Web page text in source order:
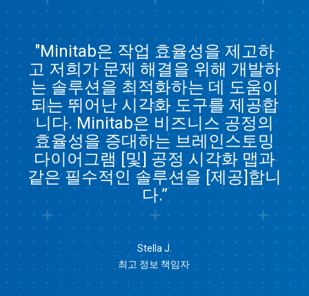
"Minitab은 작업 효율성을 제고하
고 저희가 문제 해결을 위해 개발하
는 솔루션을 최적화하는 데 도움이
되는 뛰어난 시각화 도구를 제공합
니다. Minitab은 비즈니스 공정의
효율성을 증대하는 브레인스토밍
다이어그램 [및] 공정 시각화 맵과
같은 필수적인 솔루션을 [제공]합니
다.”
Stella J.
최고 정보 책임자